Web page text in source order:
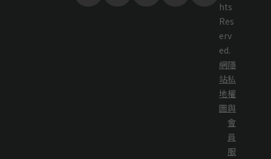
hts
Res
erv
ed.
網
站
地
圖
隱
私
權
與
會
員
服